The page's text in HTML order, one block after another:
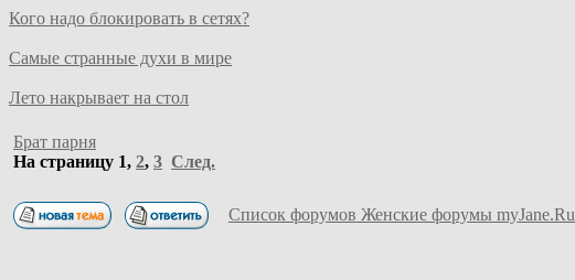
Кого надо блокировать в сетях?
Самые странные духи в мире
Лето накрывает на стол
Брат парня
На страницу 1, 2, 3 След.
Список форумов Женские форумы myJane.Ru